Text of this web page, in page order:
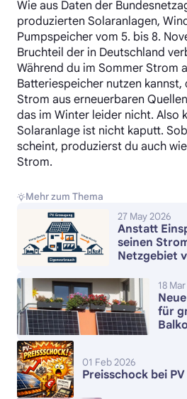
Wie aus Daten der
produzierten Solaranlagen,
Pumpspeicher vom 5. bis 8.
Bruchteil der in Deutschland
Während du im Sommer Strom
Batteriespeicher nutzen
Strom aus erneuerbaren
das im Winter leider nicht. Also
Solaranlage ist nicht kaputt.
scheint, produzierst du auch
Strom.
Mehr zum Thema
27 May 2026
Anstatt
seinen
Netzgebiet
18
für
01 Feb 2026
Preisschock bei